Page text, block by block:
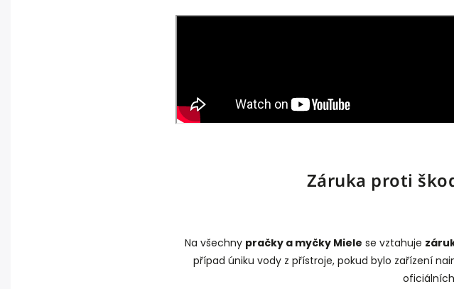
Záruka proti
Na všechny pračky a myčky Miele se vztahuje
případ úniku vody z přístroje, pokud bylo zařízení